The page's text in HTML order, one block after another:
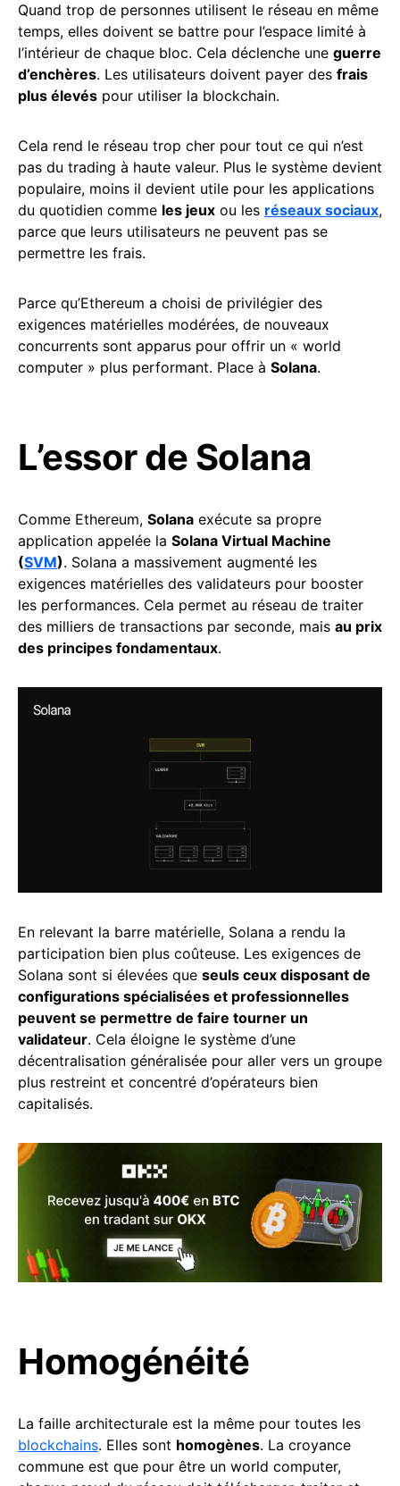
Quand trop de personnes utilisent le réseau en même
temps, elles doivent se battre pour l’espace limité à
l’intérieur de chaque bloc. Cela déclenche une guerre
d’enchères. Les utilisateurs doivent payer des frais
plus élevés pour utiliser la blockchain.
Cela rend le réseau trop cher pour tout ce qui n’est
pas du trading à haute valeur. Plus le système devient
populaire, moins il devient utile pour les applications
du quotidien comme les jeux ou les réseaux sociaux,
parce que leurs utilisateurs ne peuvent pas se
permettre les frais.
Parce qu’Ethereum a choisi de privilégier des
exigences matérielles modérées, de nouveaux
concurrents sont apparus pour offrir un « world
computer » plus performant. Place à Solana.
L’essor de Solana
Comme Ethereum, Solana exécute sa propre
application appelée la Solana Virtual Machine
(SVM). Solana a massivement augmenté les
exigences matérielles des validateurs pour booster
les performances. Cela permet au réseau de traiter
des milliers de transactions par seconde, mais au prix
des principes fondamentaux.
En relevant la barre matérielle, Solana a rendu la
participation bien plus coûteuse. Les exigences de
Solana sont si élevées que seuls ceux disposant de
configurations spécialisées et professionnelles
peuvent se permettre de faire tourner un
validateur. Cela éloigne le système d’une
décentralisation généralisée pour aller vers un groupe
plus restreint et concentré d’opérateurs bien
capitalisés.
Homogénéité
La faille architecturale est la même pour toutes les
blockchains. Elles sont homogènes. La croyance
commune est que pour être un world computer,